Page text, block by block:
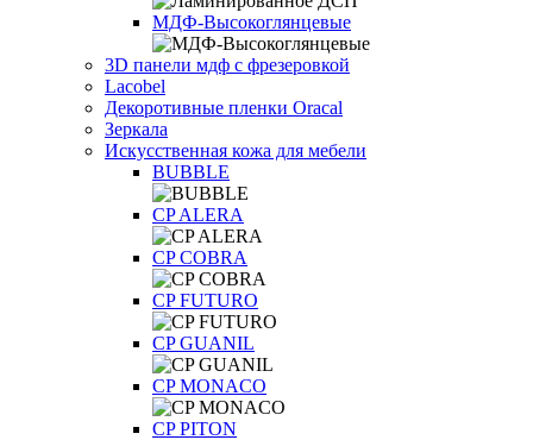
МДФ-Высокоглянцевые
3D панели мдф с фрезеровкой
Lacobel
Декоротивные пленки Oracal
Зеркала
Искусственная кожа для мебели
BUBBLE
CP ALERA
CP COBRA
CP FUTURO
CP GUANIL
CP MONACO
CP PITON